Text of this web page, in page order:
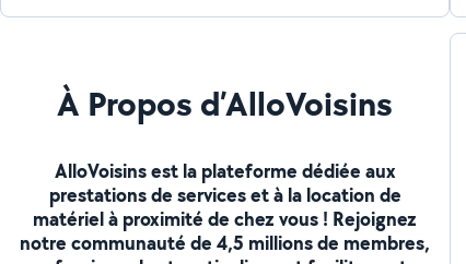
À Propos d’AlloVoisins
AlloVoisins est la plateforme dédiée aux
prestations de services et à la location de
matériel à proximité de chez vous ! Rejoignez
notre communauté de 4,5 millions de membres,